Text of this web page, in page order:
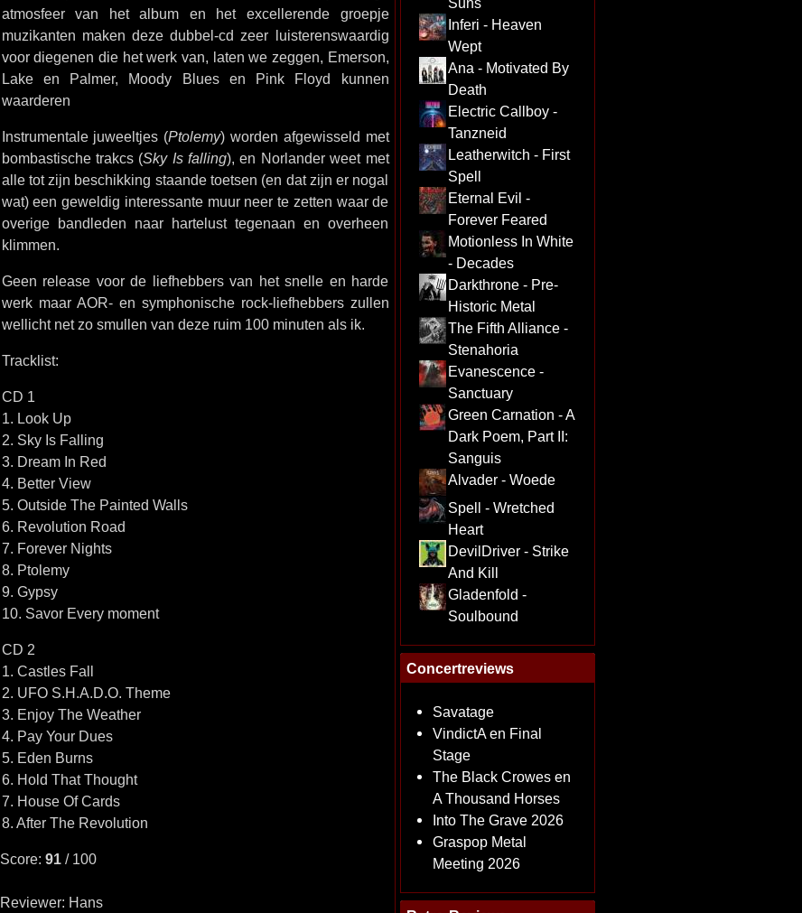
atmosfeer van het album en het excellerende groepje
muzikanten maken deze dubbel-cd zeer luisterenswaardig
voor diegenen die het werk van, laten we zeggen, Emerson,
Lake en Palmer, Moody Blues en Pink Floyd kunnen
waarderen
Instrumentale juweeltjes (Ptolemy) worden afgewisseld met
bombastische trakcs (Sky Is falling), en Norlander weet met
alle tot zijn beschikking staande toetsen (en dat zijn er nogal
wat) een geweldig interessante muur neer te zetten waar de
overige bandleden naar hartelust tegenaan en overheen
klimmen.
Geen release voor de liefhebbers van het snelle en harde
werk maar AOR- en symphonische rock-liefhebbers zullen
wellicht net zo smullen van deze ruim 100 minuten als ik.
Tracklist:
CD 1
1. Look Up
2. Sky Is Falling
3. Dream In Red
4. Better View
5. Outside The Painted Walls
6. Revolution Road
7. Forever Nights
8. Ptolemy
9. Gypsy
10. Savor Every moment
CD 2
1. Castles Fall
2. UFO S.H.A.D.O. Theme
3. Enjoy The Weather
4. Pay Your Dues
5. Eden Burns
6. Hold That Thought
7. House Of Cards
8. After The Revolution
Score: 91/ 100
Reviewer: Hans
Inferi - Heaven
Wept
Ana - Motivated By
Death
Electric Callboy -
Tanzneid
Leatherwitch - First
Spell
Eternal Evil -
Forever Feared
Motionless In White
- Decades
Darkthrone - Pre-
Historic Metal
The Fifth Alliance -
Stenahoria
Evanescence -
Sanctuary
Green Carnation - A
Dark Poem, Part II:
Sanguis
Alvader - Woede
Spell - Wretched
Heart
DevilDriver - Strike
And Kill
Gladenfold -
Soulbound
Concertreviews
Savatage
VindictA en Final
Stage
The Black Crowes en
A Thousand Horses
Into The Grave 2026
Graspop Metal
Meeting 2026